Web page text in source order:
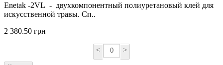
Enetak -2VL - двухкомпонентный полиуретановый клей для
искусственной травы. Сп..
2 380.50 грн
< >